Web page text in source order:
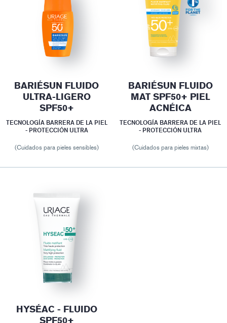
BARIÉSUN FLUIDO
ULTRA-LIGERO
SPF50+
TECNOLOGÍA BARRERA DE LA PIEL
- PROTECCIÓN ULTRA
(Cuidados para pieles sensibles)
BARIÉSUN FLUIDO
MAT SPF50+ PIEL
ACNÉICA
TECNOLOGÍA BARRERA DE LA PIEL
- PROTECCIÓN ULTRA
(Cuidados para pieles mixtas)
HYSÉAC - FLUIDO
SPF50+